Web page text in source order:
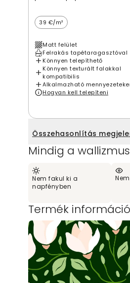
39 €/m²
Matt felület
Felrakás tapétaragasztóval
Könnyen telepíthető
Könnyen texturált falakkal
kompatibilis
Alkalmazható
Hogyan kell telepíteni
Összehasonlítás
Mindig a
Nem fakul ki a
napfényben
Termék információ